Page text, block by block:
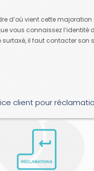
d’où vient cette majoration
vous connaissez l’identité
surtaxé, il faut contacter son
client pour